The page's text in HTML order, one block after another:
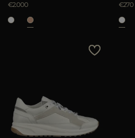
€2.000 €270